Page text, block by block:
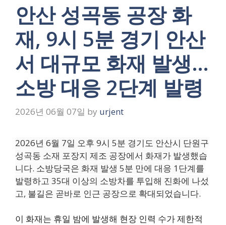
안산 성곡동 공장 화
재, 9시 5분 경기 안산
서 대규모 화재 발생…
소방 대응 2단계 발령
2026년 06월 07일 by urjent
2026년 6월 7일 오후 9시 5분 경기도 안산시 단원구
성곡동 소재 포장지 제조 공장에서 화재가 발생했습
니다. 소방당국은 화재 발생 5분 만에 대응 1단계를
발령하고 35대 이상의 소방차를 투입해 진화에 나섰
고, 불길은 곧바로 인근 공장으로 확대되었습니다.
이 화재는 휴일 밤에 발생해 현장 인력 수가 제한적